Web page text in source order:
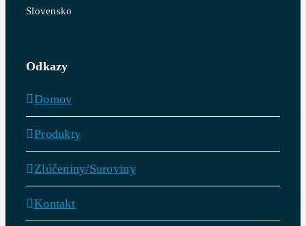
Slovensko
Odkazy
Domov
Produkty
Zlúčeniny/Suroviny
Kontakt